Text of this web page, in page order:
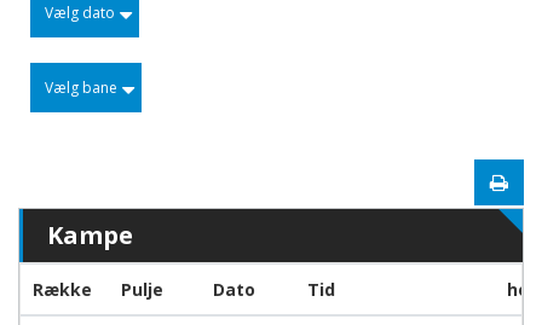
Vælg dato
Vælg bane
Kampe
Række Pulje Dato Tid